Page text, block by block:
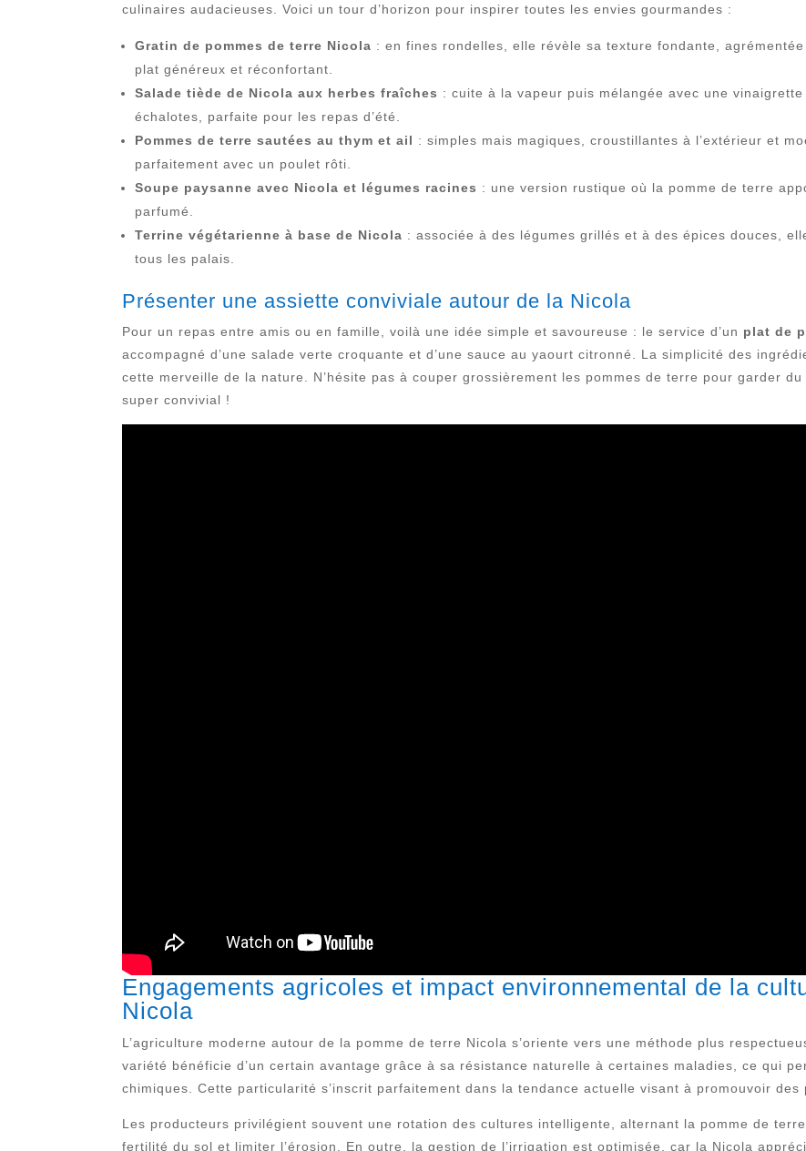
culinaires audacieuses. Voici un tour d’horizon pour inspirer toutes les envies gourmandes :
Gratin de pommes de terre Nicola : en fines rondelles, elle révèle sa texture fondante,
plat généreux et réconfortant.
Salade tiède de Nicola aux herbes fraîches : cuite à la vapeur puis mélangée avec une
échalotes, parfaite pour les repas d’été.
Pommes de terre sautées au thym et ail : simples mais magiques, croustillantes à l’extérieur et
parfaitement avec un poulet rôti.
Soupe paysanne avec Nicola et légumes racines : une version rustique où la pomme de terre
parfumé.
Terrine végétarienne à base de Nicola : associée à des légumes grillés et à des épices douces,
tous les palais.
Présenter une assiette conviviale autour de la Nicola
Pour un repas entre amis ou en famille, voilà une idée simple et savoureuse : le service d’un plat de
accompagné d’une salade verte croquante et d’une sauce au yaourt citronné. La simplicité des
cette merveille de la nature. N’hésite pas à couper grossièrement les pommes de terre pour garder
super convivial !
Engagements agricoles et impact environnemental de la
Nicola
L’agriculture moderne autour de la pomme de terre Nicola s’oriente vers une méthode plus
variété bénéficie d’un certain avantage grâce à sa résistance naturelle à certaines maladies, ce qui
chimiques. Cette particularité s’inscrit parfaitement dans la tendance actuelle visant à promouvoir des
Les producteurs privilégient souvent une rotation des cultures intelligente, alternant la pomme de
fertilité du sol et limiter l’érosion. En outre, la gestion de l’irrigation est optimisée, car la Nicola